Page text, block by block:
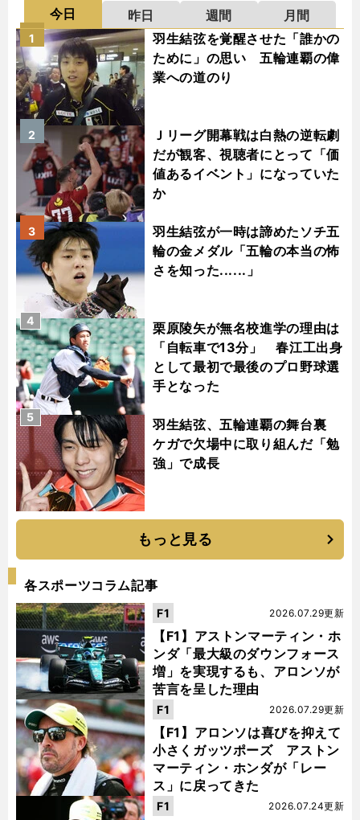
今日 昨日 週間
月間
羽生結弦を覚醒させた「誰かの
ために」の思い 五輪連覇の偉
業への道のり
1
Ｊリーグ開幕戦は白熱の逆転劇
だが観客、視聴者にとって「価
値あるイベント」になっていた
か
2
羽生結弦が一時は諦めたソチ五
輪の金メダル「五輪の本当の怖
さを知った......」
3
栗原陵矢が無名校進学の理由は
「自転車で13分」 春江工出身
として最初で最後のプロ野球選
手となった
4
羽生結弦、五輪連覇の舞台裏
ケガで欠場中に取り組んだ「勉
強」で成長
5
もっと見る
各スポーツコラム記事
【F1】アストンマーティン・ホ
ンダ「最大級のダウンフォース
増」を実現するも、アロンソが
苦言を呈した理由
2026.07.29更新
F1
【F1】アロンソは喜びを抑えて
小さくガッツポーズ アストン
マーティン・ホンダが「レー
ス」に戻ってきた
2026.07.29更新
F1
2026.07.24更新
F1